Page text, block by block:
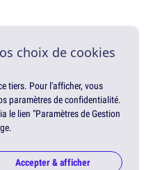
choix de cookies
tiers. Pour l'afficher, vous
paramètres de confidentialité.
le lien "Paramètres de Gestion
Accepter & afficher